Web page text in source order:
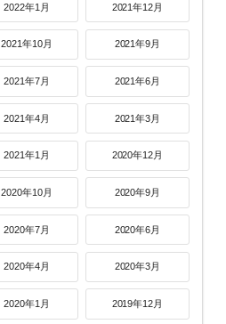
2022年1月 2021年12月
2021年10月 2021年9月
2021年7月 2021年6月
2021年4月 2021年3月
2021年1月 2020年12月
2020年10月 2020年9月
2020年7月 2020年6月
2020年4月 2020年3月
2020年1月 2019年12月